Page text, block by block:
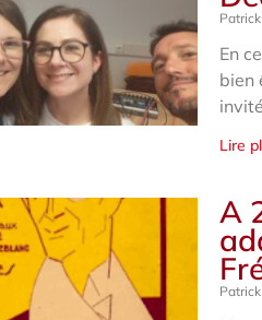
En
bien
Lire
A